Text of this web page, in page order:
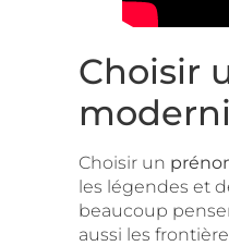
Choisir
Choisir un
les légendes et
beaucoup
aussi les